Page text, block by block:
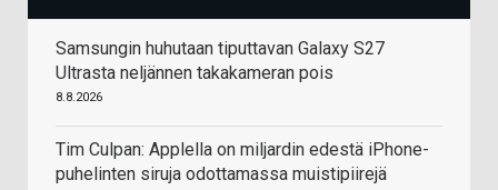
Samsungin huhutaan tiputtavan Galaxy S27
Ultrasta neljännen takakameran pois
8.8.2026
Tim Culpan: Applella on miljardin edestä iPhone-
puhelinten siruja odottamassa muistipiirejä